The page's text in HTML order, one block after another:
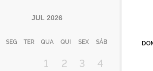
JUL 2026
SEG TER QUA QUI SEX SÁB
1 2 3
4